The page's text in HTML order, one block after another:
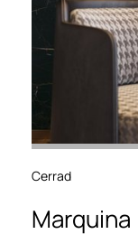
Cerrad
Marquina